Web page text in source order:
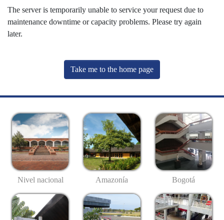
The server is temporarily unable to service your request due to
maintenance downtime or capacity problems. Please try again
later.
Take me to the home page
Nivel nacional Amazonía Bogotá